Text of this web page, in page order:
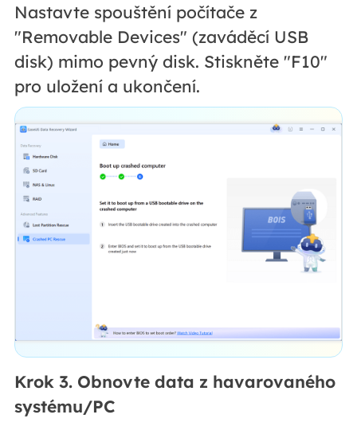
Nastavte spouštění počítače z
"Removable Devices" (zaváděcí USB
disk) mimo pevný disk. Stiskněte "F10"
pro uložení a ukončení.
Krok 3. Obnovte data z havarovaného
systému/PC